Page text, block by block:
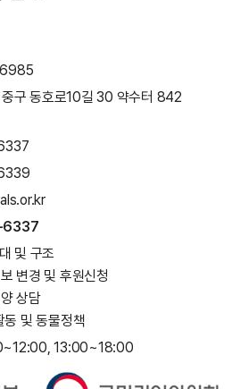
구 동호로10길 30 약수터 842
및 구조
변경 및 후원신청
상담
및 동물정책
13:00~18:00